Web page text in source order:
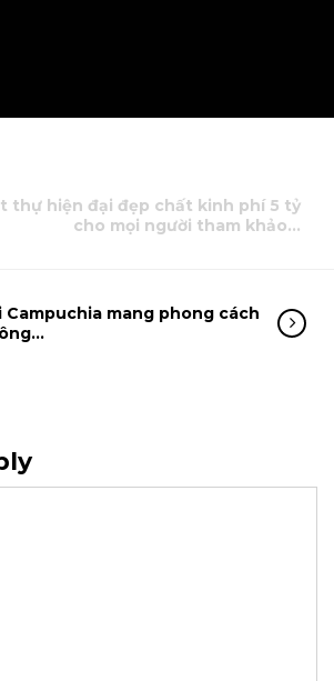
thự hiện đại đẹp chất kinh phí 5 tỷ
cho mọi người tham khảo…
mang phong cách